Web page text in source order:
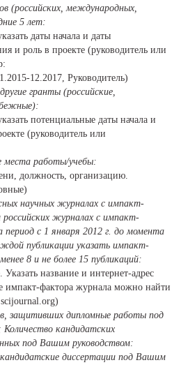
(российских, международных,
5 лет:
даты начала и даты
и роль в проекте (руководитель или
12.2017, Руководитель)
гранты (российские,
потенциальные даты начала и
(руководитель или
места работы/учебы:
должность, организацию.
научных журналах с импакт-
журналах с импакт-
с 1 января 2012 г. до момента
публикации указать импакт-
8 и не более 15 публикаций:
название и интернет-адрес
импакт-фактора журнала можно найти
защитивших дипломные работы под
кандидатских
под Вашим руководством:
диссертации под Вашим